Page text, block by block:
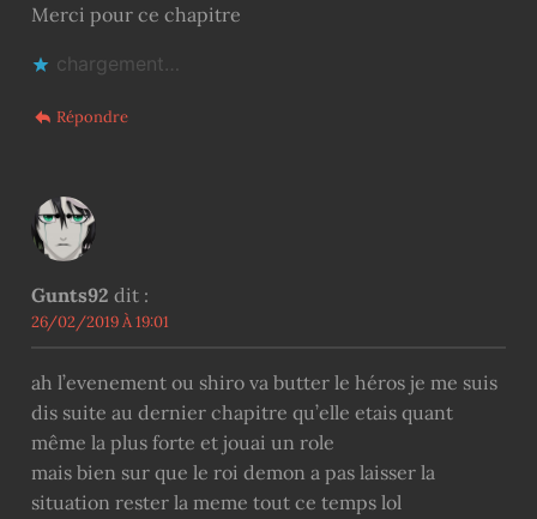
Merci pour ce chapitre
chargement…
Répondre
Gunts92 dit :
26/02/2019 À 19:01
ah l’evenement ou shiro va butter le héros je me suis
dis suite au dernier chapitre qu’elle etais quant
même la plus forte et jouai un role
mais bien sur que le roi demon a pas laisser la
situation rester la meme tout ce temps lol